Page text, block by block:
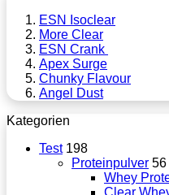
ESN Isoclear
More Clear
ESN Crank
Apex Surge
Chunky Flavour
Angel Dust
Kategorien
Test 198
Proteinpulver 56
Whey
Clear